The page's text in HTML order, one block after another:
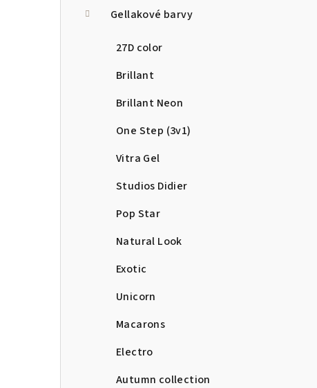
Gellakové barvy
27D color
Brillant
Brillant Neon
One Step (3v1)
Vitra Gel
Studios Didier
Pop Star
Natural Look
Exotic
Unicorn
Macarons
Electro
Autumn collection